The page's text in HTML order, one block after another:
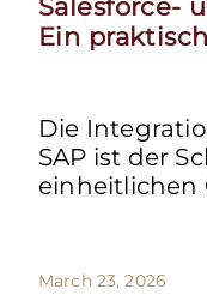
Salesforce-
Ein
Die
SAP ist der
einheitlichen
March 23, 2026